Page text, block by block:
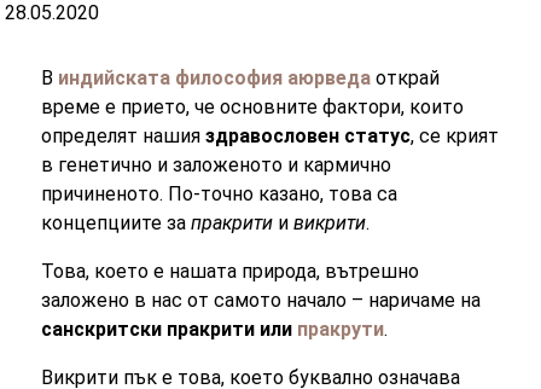
28.05.2020
В индийската философия аюрведа открай
време е прието, че основните фактори, които
определят нашия здравословен статус, се крият
в генетично и заложеното и кармично
причиненото. По-точно казано, това са
концепциите запракрити ивикрити.
Това, което е нашата природа, вътрешно
заложено в нас от самото начало – наричаме на
санскритски пракрити или пракрути.
Викрити пък е това, което буквално означава